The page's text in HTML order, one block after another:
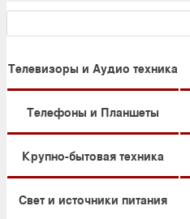
Телевизоры и Аудио техника
Телефоны и Планшеты
Крупно-бытовая техника
Свет и источники питания